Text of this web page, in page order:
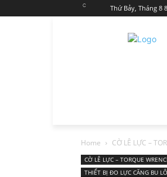
C Thứ Bảy, Tháng 8
Home CỜ LÊ LỰC –
CỜ LÊ LỰC – TORQUE
THIẾT BỊ ĐO LỰC CĂNG BU